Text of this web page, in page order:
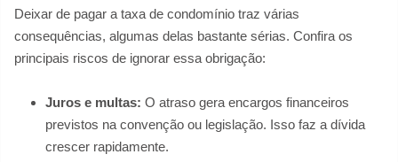
Deixar de pagar a taxa de condomínio traz várias
consequências, algumas delas bastante sérias. Confira os
principais riscos de ignorar essa obrigação:
Juros e multas: O atraso gera encargos financeiros
previstos na convenção ou legislação. Isso faz a dívida
crescer rapidamente.